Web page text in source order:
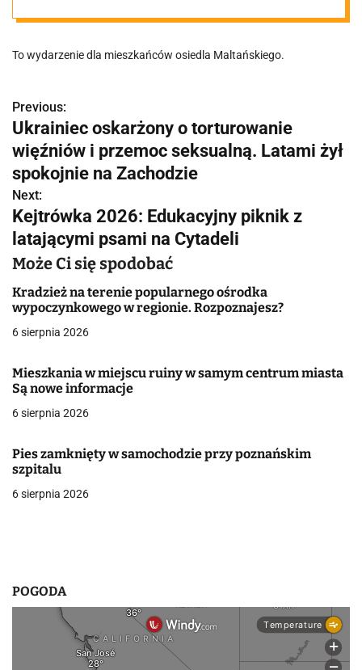
Ubrani na
czarno
uczestnicy
niosą
transparenty i
klucze
To wydarzenie dla mieszkańców osiedla Maltańskiego.
N
a
w
i
g
a
c
j
w
p
i
s
Previous:
Ukrainiec oskarżony o torturowanie
więźniów i przemoc seksualną. Latami żył
spokojnie na Zachodzie
Next:
Kejtrówka 2026: Edukacyjny piknik z
latającymi psami na Cytadeli
Może Ci się spodobać
Kradzież na terenie popularnego ośrodka
wypoczynkowego w regionie. Rozpoznajesz?
6 sierpnia 2026
Mieszkania w miejscu ruiny w samym centrum miasta
Są nowe informacje
6 sierpnia 2026
Pies zamknięty w samochodzie przy poznańskim
szpitalu
6 sierpnia 2026
POGODA